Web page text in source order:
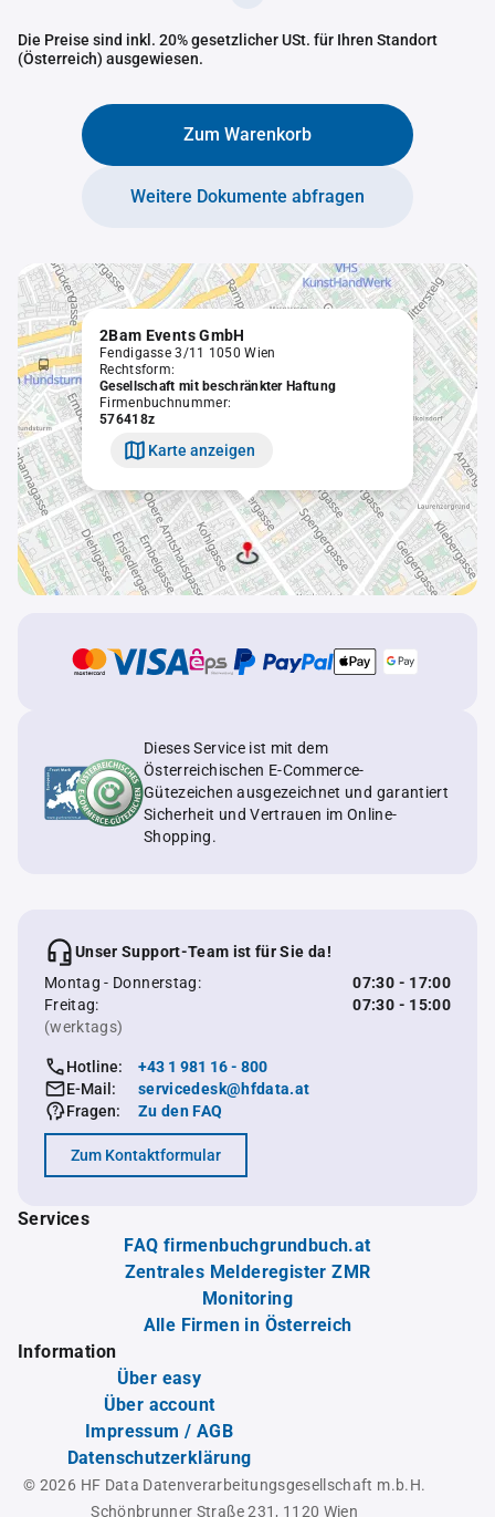
Die Preise sind inkl. 20% gesetzlicher USt. für Ihren Standort
(Österreich) ausgewiesen.
Zum Warenkorb
Weitere Dokumente abfragen
2Bam Events GmbH
Fendigasse 3/11 1050 Wien
Rechtsform:
Gesellschaft mit beschränkter Haftung
Firmenbuchnummer:
576418z
Karte anzeigen
Dieses Service ist mit dem
Österreichischen E-Commerce-
Gütezeichen ausgezeichnet und garantiert
Sicherheit und Vertrauen im Online-
Shopping.
Unser Support-Team ist für Sie da!
Montag - Donnerstag:
07:30 - 17:00
Freitag:
07:30 - 15:00
(werktags)
Hotline:
+43 1 981 16 - 800
E-Mail:
servicedesk@hfdata.at
Fragen:
Zu den FAQ
Zum Kontaktformular
Services
FAQ firmenbuchgrundbuch.at
Zentrales Melderegister ZMR
Monitoring
Alle Firmen in Österreich
Information
Über easy
Über account
Impressum / AGB
Datenschutzerklärung
© 2026 HF Data Datenverarbeitungsgesellschaft m.b.H.
Schönbrunner Straße 231, 1120 Wien